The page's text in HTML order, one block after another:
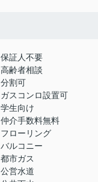
保証人不要
高齢者相談
分割可
ガスコンロ設置可
学生向け
仲介手数料無料
フローリング
バルコニー
都市ガス
公営水道